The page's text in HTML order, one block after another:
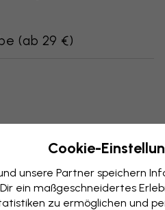
(ab 29 €)
Cookie-
unsere Partner speichern
ein maßgeschneidertes
zu ermöglichen und